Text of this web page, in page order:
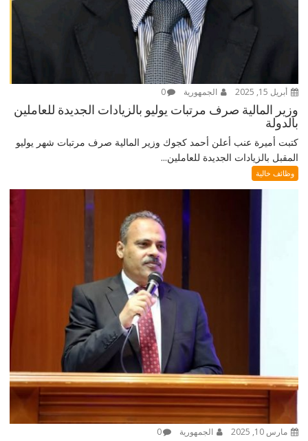
أبريل 15, 2025 الجمهورية 0
وزير المالية صرف مرتبات يوليو بالزيادات الجديدة للعاملين
بالدولة
كتبت أميرة عنب أعلن أحمد كجوك وزير المالية صرف مرتبات شهر يوليو
المقبل بالزيادات الجديدة للعاملين...
وظائف خالية
مارس 10, 2025 الجمهورية 0